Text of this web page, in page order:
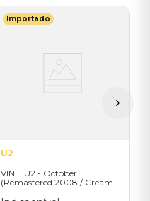
Importado
U2
VINIL U2 - October
(Remastered 2008 / Cream